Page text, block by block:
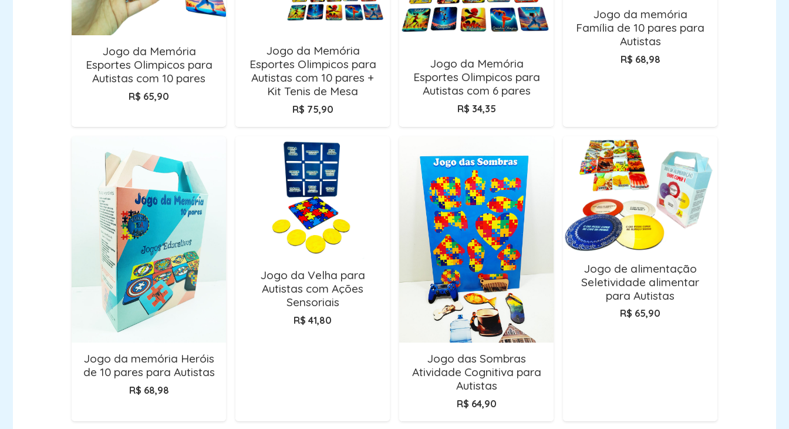
Jogo da Memória
Esportes Olimpicos para
Autistas com 10 pares
R$ 65,90
Jogo da Memória
Esportes Olimpicos para
Autistas com 10 pares +
Kit Tenis de Mesa
R$ 75,90
Jogo da Memória
Esportes Olimpicos para
Autistas com 6 pares
R$ 34,35
Jogo da memória
Família de 10 pares para
Autistas
R$ 68,98
Jogo da memória Heróis
de 10 pares para Autistas
R$ 68,98
Jogo da Velha para
Autistas com Ações
Sensoriais
R$ 41,80
Jogo das Sombras
Atividade Cognitiva para
Autistas
R$ 64,90
Jogo de alimentação
Seletividade alimentar
para Autistas
R$ 65,90